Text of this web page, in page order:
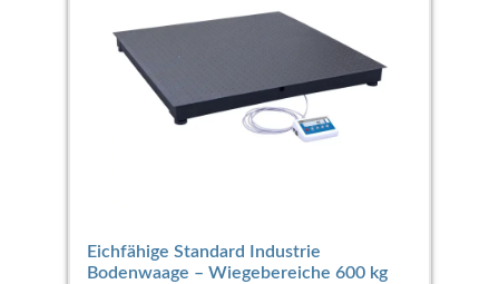
Eichfähige Standard Industrie
Bodenwaage – Wiegebereiche 600 kg